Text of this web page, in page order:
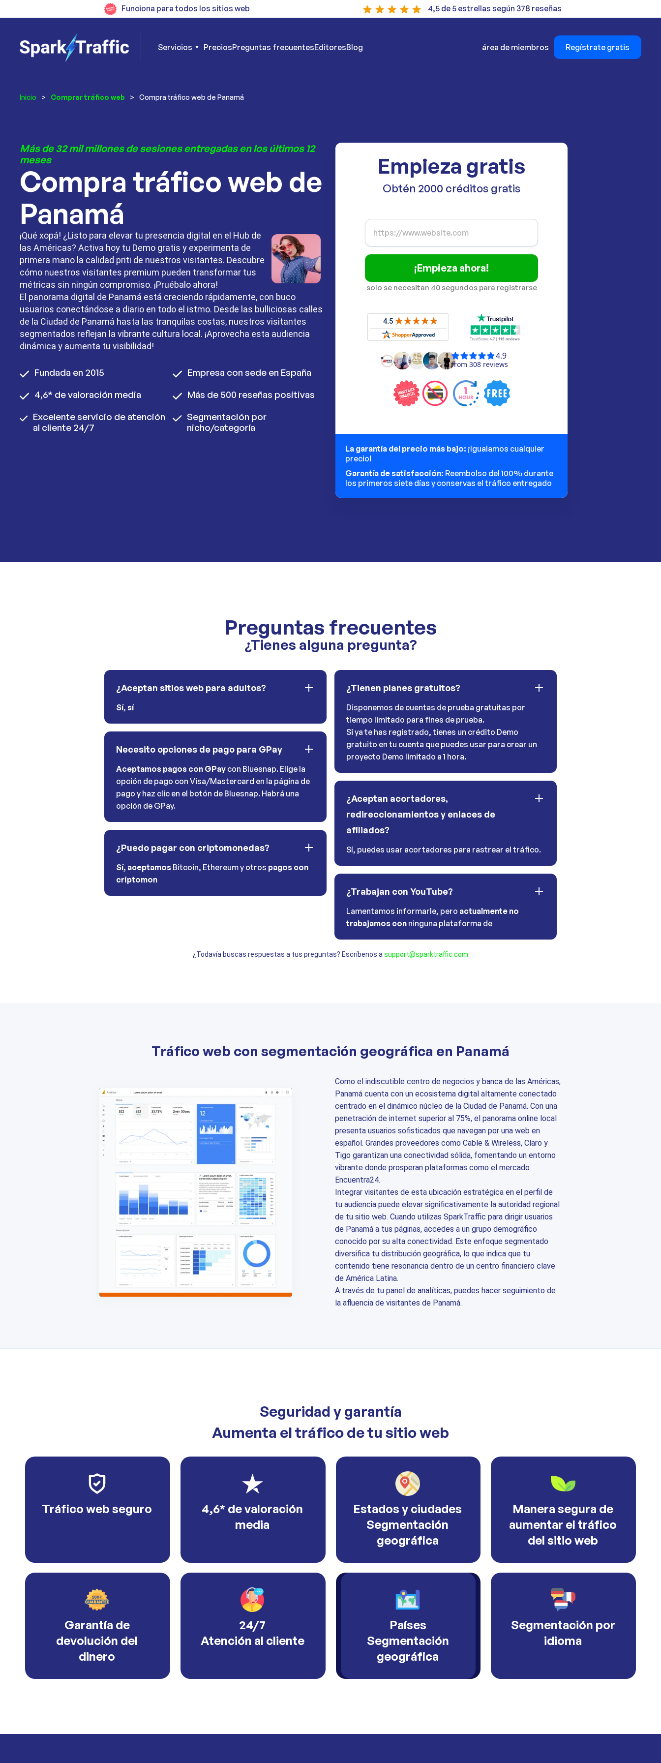
Funciona para todos los sitios web 4,5 de 5 estrellas según 378 reseñas
Servicios PreciosPreguntas frecuentesEditoresBlog área de miembros Regístrate gratis
Inicio > Comprar tráfico web > Compra tráfico web de Panamá
Más de 32 mil millones de sesiones entregadas en los últimos 12
meses
Compra tráfico web de
Panamá
¡Qué xopá! ¿Listo para elevar tu presencia digital en el Hub de
las Américas? Activa hoy tu Demo gratis y experimenta de
primera mano la calidad priti de nuestros visitantes. Descubre
cómo nuestros visitantes premium pueden transformar tus
métricas sin ningún compromiso. ¡Pruébalo ahora!
El panorama digital de Panamá está creciendo rápidamente, con buco
usuarios conectándose a diario en todo el istmo. Desde las bulliciosas calles
de la Ciudad de Panamá hasta las tranquilas costas, nuestros visitantes
segmentados reflejan la vibrante cultura local. ¡Aprovecha esta audiencia
dinámica y aumenta tu visibilidad!
Fundada en 2015
4,6* de valoración media
Excelente servicio de atención
al cliente 24/7
Empresa con sede en España
Más de 500 reseñas positivas
Segmentación por
nicho/categoría
Empieza gratis
Obtén 2000 créditos gratis
¡Empieza ahora!
solo se necesitan 40 segundos para registrarse
La garantía del precio más bajo: ¡Igualamos cualquier
precio!
Garantía de satisfacción: Reembolso del 100% durante
los primeros siete días y conservas el tráfico entregado
Preguntas frecuentes
¿Tienes alguna pregunta?
¿Aceptan sitios web para adultos?
Sí, sí
Necesito opciones de pago para GPay
Aceptamos pagos con GPay con Bluesnap. Elige la
opción de pago con Visa/Mastercard en la página de
pago y haz clic en el botón de Bluesnap. Habrá una
opción de GPay.
¿Puedo pagar con criptomonedas?
Sí, aceptamos Bitcoin, Ethereum y otros pagos con
criptomon
¿Tienen planes gratuitos?
Disponemos de cuentas de prueba gratuitas por
tiempo limitado para fines de prueba.
Si ya te has registrado, tienes un crédito Demo
gratuito en tu cuenta que puedes usar para crear un
proyecto Demo limitado a 1 hora.
¿Aceptan acortadores,
redireccionamientos y enlaces de
afiliados?
Sí, puedes usar acortadores para rastrear el tráfico.
¿Trabajan con YouTube?
Lamentamos informarle, pero actualmente no
trabajamos con ninguna plataforma de
¿Todavía buscas respuestas a tus preguntas? Escríbenos asupport@sparktraffic.com
Tráfico web con segmentación geográfica en Panamá
Como el indiscutible centro de negocios y banca de las Américas,
Panamá cuenta con un ecosistema digital altamente conectado
centrado en el dinámico núcleo de la Ciudad de Panamá. Con una
penetración de internet superior al 75%, el panorama online local
presenta usuarios sofisticados que navegan por una web en
español. Grandes proveedores como Cable & Wireless, Claro y
Tigo garantizan una conectividad sólida, fomentando un entorno
vibrante donde prosperan plataformas como el mercado
Encuentra24.
Integrar visitantes de esta ubicación estratégica en el perfil de
tu audiencia puede elevar significativamente la autoridad regional
de tu sitio web. Cuando utilizas SparkTraffic para dirigir usuarios
de Panamá a tus páginas, accedes a un grupo demográfico
conocido por su alta conectividad. Este enfoque segmentado
diversifica tu distribución geográfica, lo que indica que tu
contenido tiene resonancia dentro de un centro financiero clave
de América Latina.
A través de tu panel de analíticas, puedes hacer seguimiento de
la afluencia de visitantes de Panamá.
Seguridad y garantía
Aumenta el tráfico de tu sitio web
Tráfico web seguro
4,6* de valoración
media
Estados y ciudades
Segmentación
geográfica
Manera segura de
aumentar el tráfico
del sitio web
Garantía de
devolución del
dinero
24/7
Atención al cliente
Países
Segmentación
geográfica
Segmentación por
idioma